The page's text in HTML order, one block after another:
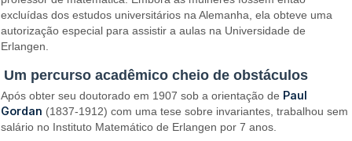
excluídas dos estudos universitários na Alemanha, ela obteve uma
autorização especial para assistir a aulas na Universidade de
Erlangen.
Um percurso acadêmico cheio de obstáculos
Após obter seu doutorado em 1907 sob a orientação de Paul
Gordan (1837-1912) com uma tese sobre invariantes, trabalhou sem
salário no Instituto Matemático de Erlangen por 7 anos.